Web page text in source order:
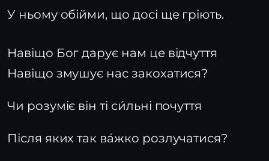
У ньому обійми, що досі ще гріють.
Навіщо Бог дарує нам це відчуття
Навіщо змушує нас закохатися?
Чи розуміє він ті си́льні почуття
Після яких так ва́жко розлучатися?